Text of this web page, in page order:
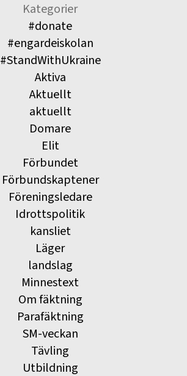
Kategorier
#donate
#engardeiskolan
#StandWithUkraine
Aktiva
Aktuellt
aktuellt
Domare
Elit
Förbundet
Förbundskaptener
Föreningsledare
Idrottspolitik
kansliet
Läger
landslag
Minnestext
Om fäktning
Parafäktning
SM-veckan
Tävling
Utbildning